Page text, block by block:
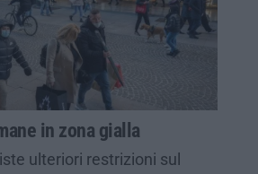
in zona gialla
ulteriori restrizioni sul